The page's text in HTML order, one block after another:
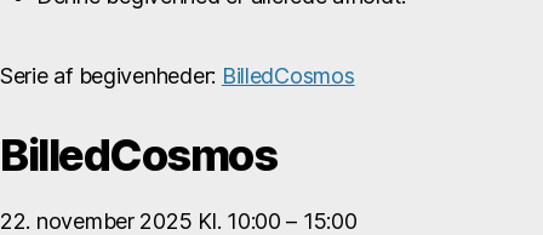
Serie af begivenheder: BilledCosmos
BilledCosmos
22. november 2025 Kl. 10:00– 15:00